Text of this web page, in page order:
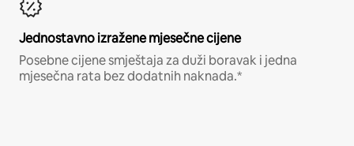
Jednostavno izražene mjesečne cijene
Posebne cijene smještaja za duži boravak i jedna
mjesečna rata bez dodatnih naknada.*